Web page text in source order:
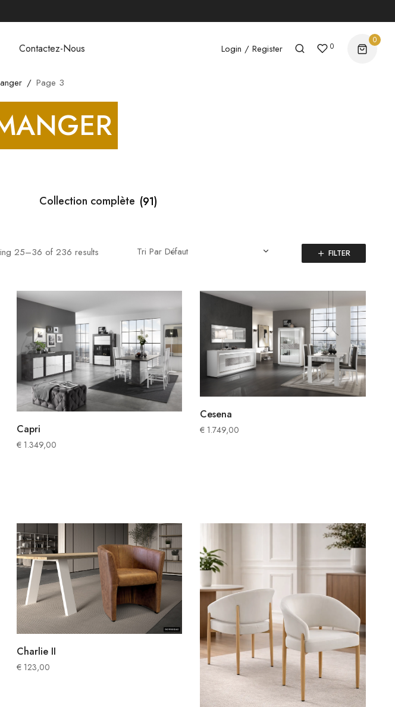
Contactez-Nous Login / Register 0
0
Page 3
Collection complète (91)
25–36 of 236 results FILTER
Capri
€1.349,00
Cesena
€ 1.749,00
Charlie II
€123,00